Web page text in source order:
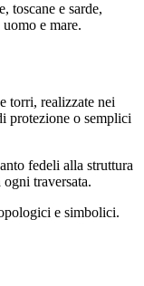
toscane e sarde,
e mare.
torri, realizzate nei
protezione o semplici
fedeli alla struttura
traversata.
e simbolici.